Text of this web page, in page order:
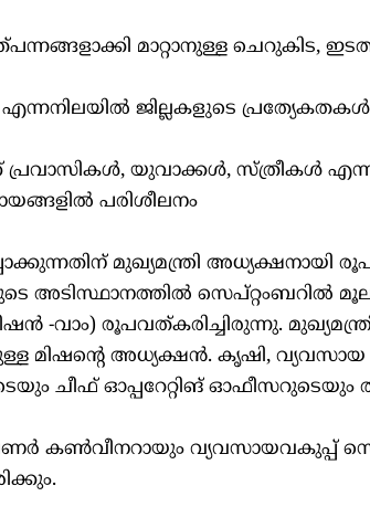
മാറ്റാനുള്ള ചെറുകിട,
എന്നനിലയിൽ ജില്ലകളുടെ
യുവാക്കൾ, സ്ത്രീകൾ
പരിശീലനം
മുഖ്യമന്ത്രി അധ്യക്ഷനായി
അടിസ്ഥാനത്തിൽ സെപ്റ്റംബറിൽ
-വാം) രൂപവത്കരിച്ചിരുന്നു.
മിഷന്റെ അധ്യക്ഷൻ. കൃഷി, വ്യവസായ
ചീഫ് ഓപ്പറേറ്റിങ് ഓഫീസറുടെയും
കൺവീനറായും വ്യവസായവകുപ്പ്